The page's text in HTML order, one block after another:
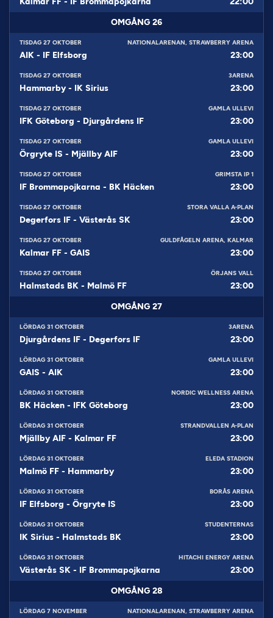
OMGÅNG 26
TISDAG 27 OKTOBER NATIONALARENAN, STRAWBERRY ARENA
AIK - IF Elfsborg 23:00
TISDAG 27 OKTOBER 3ARENA
Hammarby- IK Sirius 23:00
TISDAG 27 OKTOBER GAMLA ULLEVI
IFK Göteborg - Djurgårdens IF 23:00
TISDAG 27 OKTOBER GAMLA ULLEVI
Örgryte IS - Mjällby AIF 23:00
TISDAG 27 OKTOBER GRIMSTA IP 1
IF Brommapojkarna - BK Häcken 23:00
TISDAG 27 OKTOBER STORA VALLA A-PLAN
Degerfors IF - Västerås SK 23:00
TISDAG 27 OKTOBER GULDFÅGELN ARENA, KALMAR
Kalmar FF - GAIS 23:00
TISDAG 27 OKTOBER ÖRJANS VALL
Halmstads BK - Malmö FF
23:00
OMGÅNG 27
LÖRDAG 31 OKTOBER 3ARENA
Djurgårdens IF - Degerfors IF 23:00
LÖRDAG 31 OKTOBER GAMLA ULLEVI
GAIS - AIK 23:00
LÖRDAG 31 OKTOBER NORDIC WELLNESS ARENA
BK Häcken - IFK Göteborg 23:00
LÖRDAG 31 OKTOBER STRANDVALLEN A-PLAN
Mjällby AIF - Kalmar FF 23:00
LÖRDAG 31 OKTOBER ELEDA STADION
Malmö FF - Hammarby 23:00
LÖRDAG 31 OKTOBER BORÅS ARENA
IF Elfsborg - Örgryte IS 23:00
LÖRDAG 31 OKTOBER STUDENTERNAS
IK Sirius - Halmstads BK 23:00
LÖRDAG 31 OKTOBER HITACHI ENERGY ARENA
Västerås SK - IF Brommapojkarna
23:00
OMGÅNG 28
LÖRDAG 7 NOVEMBER NATIONALARENAN, STRAWBERRY ARENA